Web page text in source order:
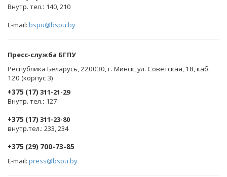
Внутр. тел.: 140, 210
E-mail: bspu@bspu.by
Пресс-служба БГПУ
Республика Беларусь, 220030, г. Минск, ул. Советская, 18, каб.
120 (корпус 3)
+375 (17) 311-21-29
Внутр. тел.: 127
+375 (17) 311-23-80
внутр.тел.: 233, 234
+375 (29) 700-73-85
E-mail: press@bspu.by